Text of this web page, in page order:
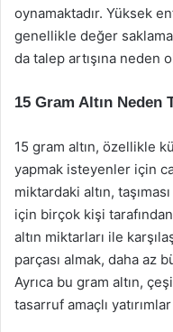
oynamaktadır. Yüksek
genellikle değer
da talep artışına neden
15 Gram Altın Neden
15 gram altın, özellikle
yapmak isteyenler için
miktardaki altın,
için birçok kişi
altın miktarları ile
parçası almak, daha az
Ayrıca bu gram altın,
tasarruf amaçlı